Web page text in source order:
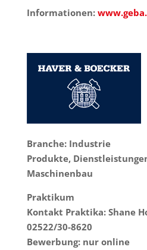
Informationen:
Branche: Industrie
Produkte,
Maschinenbau
Praktikum
Kontakt Praktika: Shane
02522/30-8620
Bewerbung: nur online